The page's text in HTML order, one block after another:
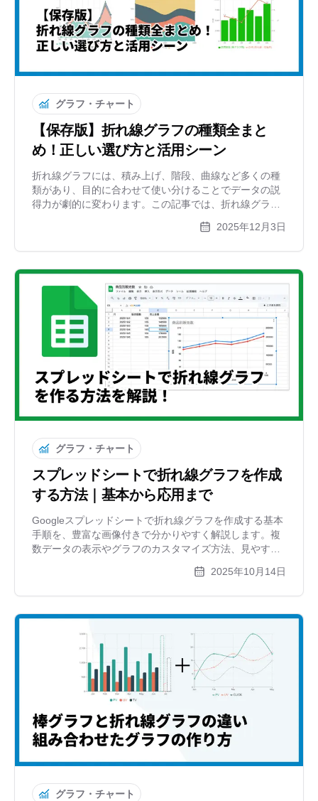
グラフ・チャート
【保存版】折れ線グラフの種類全まと
め！正しい選び方と活用シーン
折れ線グラフには、積み上げ、階段、曲線など多くの種
類があり、目的に合わせて使い分けることでデータの説
得力が劇的に変わります。この記事では、折れ線グラフ
の主な種類とそれぞれの特徴、適切な選び方を徹底解
説。また、初心者でも美しいグラフが作れるおすすめツ
2025年12月3日
グラフ・チャート
スプレッドシートで折れ線グラフを作成
する方法｜基本から応用まで
Googleスプレッドシートで折れ線グラフを作成する基本
手順を、豊富な画像付きで分かりやすく解説します。複
数データの表示やグラフのカスタマイズ方法、見やすく
するコツといった応用テクニックも紹介。もっと手軽に
高機能なグラフを作りたい方におすすめのツールもご紹
2025年10月14日
グラフ・チャート